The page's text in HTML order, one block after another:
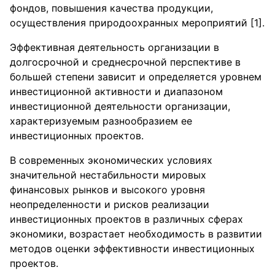
фондов, повышения качества продукции,
осуществления природоохранных мероприятий [1].
Эффективная деятельность организации в
долгосрочной и среднесрочной перспективе в
большей степени зависит и определяется уровнем
инвестиционной активности и диапазоном
инвестиционной деятельности организации,
характеризуемым разнообразием ее
инвестиционных проектов.
В современных экономических условиях
значительной нестабильности мировых
финансовых рынков и высокого уровня
неопределенности и рисков реализации
инвестиционных проектов в различных сферах
экономики, возрастает необходимость в развитии
методов оценки эффективности инвестиционных
проектов.